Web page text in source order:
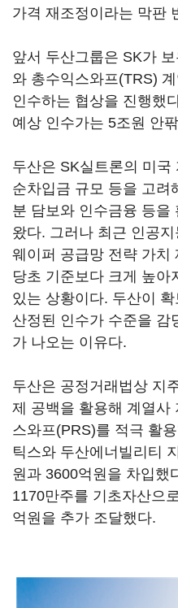
가격 재조정이라는 막판
앞서 두산그룹은 SK가
와 총수익스와프(TRS)
인수하는 협상을 진행했
예상 인수가는 5조원 안
두산은 SK실트론의 미
순차입금 규모 등을 고려
분 담보와 인수금융 등을
왔다. 그러나 최근 인공
웨이퍼 공급망 전략 가치
당초 기준보다 크게 높아
있는 상황이다. 두산이
산정된 인수가 수준을 감
가 나오는 이유다.
두산은 공정거래법상 지
제 공백을 활용해 계열사
스와프(PRS)를 적극 활
틱스와 두산에너빌리티
원과 3600억원을 차입했
1170만주를 기초자산으
억원을 추가 조달했다.